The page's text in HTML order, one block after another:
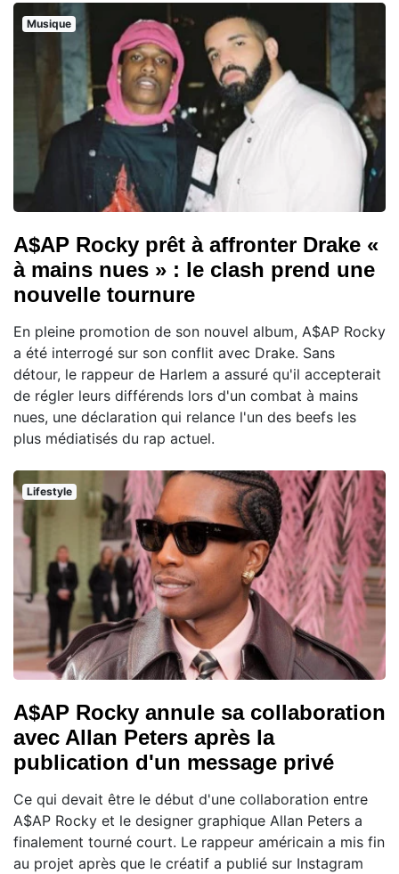
Musique
A$AP Rocky prêt à affronter Drake «
à mains nues » : le clash prend une
nouvelle tournure
En pleine promotion de son nouvel album, A$AP Rocky
a été interrogé sur son conflit avec Drake. Sans
détour, le rappeur de Harlem a assuré qu'il accepterait
de régler leurs différends lors d'un combat à mains
nues, une déclaration qui relance l'un des beefs les
plus médiatisés du rap actuel.
Lifestyle
A$AP Rocky annule sa collaboration
avec Allan Peters après la
publication d'un message privé
Ce qui devait être le début d'une collaboration entre
A$AP Rocky et le designer graphique Allan Peters a
finalement tourné court. Le rappeur américain a mis fin
au projet après que le créatif a publié sur Instagram